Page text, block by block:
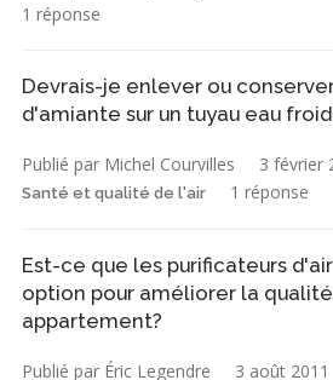
1 réponse
Devrais-je enlever ou
d'amiante sur un tuyau eau
Publié par Michel Courvilles 3 février
Santé et qualité de l'air 1 réponse
Est-ce que les purificateurs
option pour améliorer la
appartement?
Publié par Éric Legendre 3 août 2011